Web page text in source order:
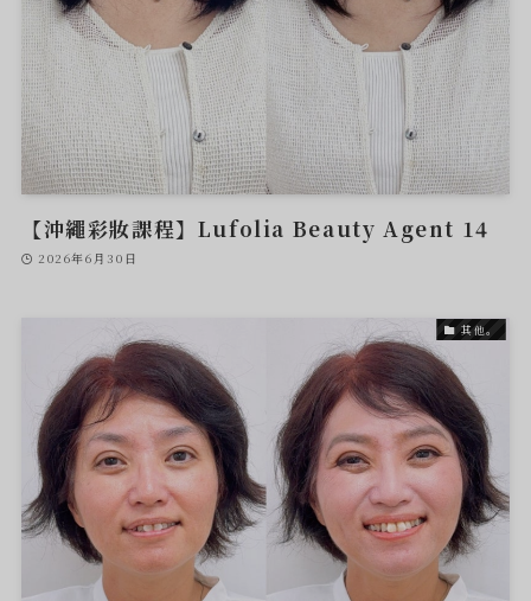
【沖繩彩妝課程】Lufolia Beauty Agent 14
2026年6月30日
其他。